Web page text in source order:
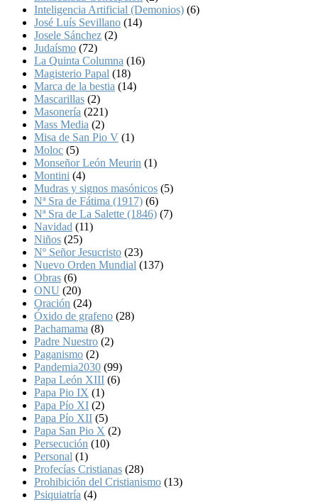
Inteligencia Artificial (Demonios) (6)
José Luís Sevillano (14)
Josele Sánchez (2)
Judaísmo (72)
La Quinta Columna (16)
Magisterio Papal (18)
Marca de la bestia (14)
Mascarillas (2)
Masonería (221)
Mass Media (2)
Misa de San Pio V (1)
Moloc (5)
Monseñor León Meurin (1)
Montini (4)
Mudras y signos masónicos (5)
Nª Sra de Fátima (1917) (6)
Nª Sra de La Salette (1846) (7)
Navidad (11)
Niños (25)
Nº Señor Jesucristo (23)
Nuevo Orden Mundial (137)
Obras (6)
ONU (20)
Oración (24)
Óxido de grafeno (28)
Pachamama (8)
Padre Nuestro (2)
Paganismo (2)
Pandemia2030 (99)
Papa León XIII (6)
Papa Pio IX (1)
Papa Pío XI (2)
Papa Pío XII (5)
Papa San Pio X (2)
Persecución (10)
Personal (1)
Profecías Cristianas (28)
Prohibición del Cristianismo (13)
Psiquiatría (4)